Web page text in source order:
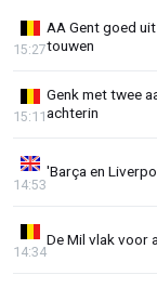
AA Gent goed
touwen
15:27
Genk met twee
achterin
15:11
'Barça en
14:53
De Mil vlak voor
14:34